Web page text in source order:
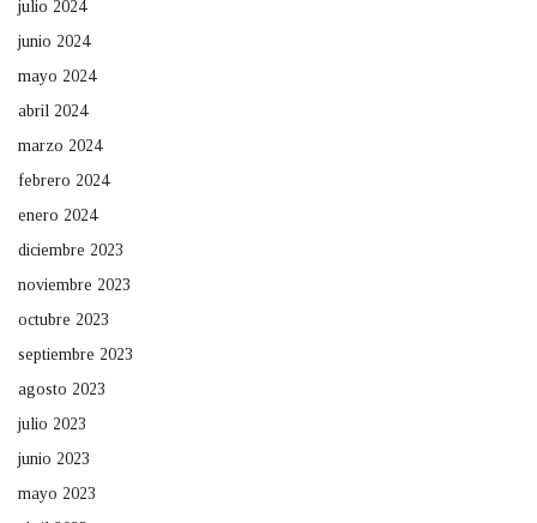
julio 2024
junio 2024
mayo 2024
abril 2024
marzo 2024
febrero 2024
enero 2024
diciembre 2023
noviembre 2023
octubre 2023
septiembre 2023
agosto 2023
julio 2023
junio 2023
mayo 2023